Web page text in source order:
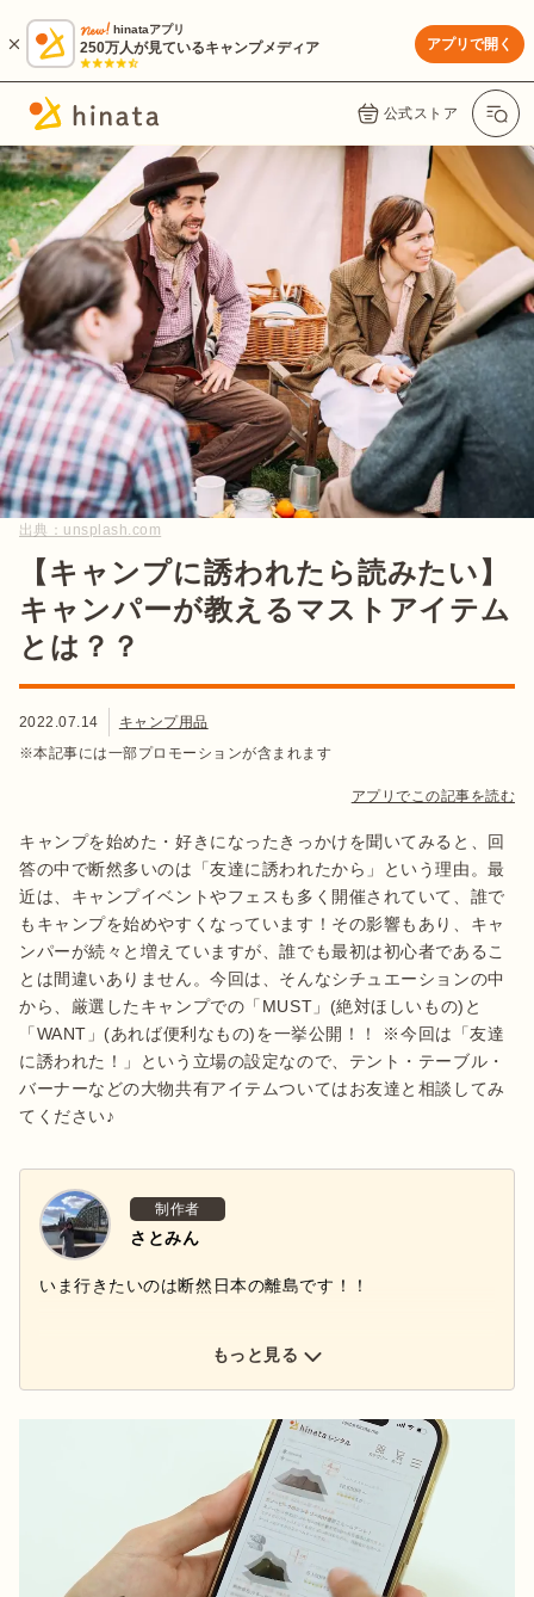
hinataアプリ
250万人が見ているキャンプメディア アプリで開く
公式ストア
出典： unsplash.com
【キャンプに誘われたら読みたい】
キャンパーが教えるマストアイテム
とは？？
2022.07.14
キャンプ用品
※本記事には一部プロモーションが含まれます
アプリでこの記事を読む
キャンプを始めた・好きになったきっかけを聞いてみると、回
答の中で断然多いのは「友達に誘われたから」という理由。最
近は、キャンプイベントやフェスも多く開催されていて、誰で
もキャンプを始めやすくなっています！その影響もあり、キャ
ンパーが続々と増えていますが、誰でも最初は初心者であるこ
とは間違いありません。今回は、そんなシチュエーションの中
から、厳選したキャンプでの「MUST」(絶対ほしいもの)と
「WANT」(あれば便利なもの)を一挙公開！！ ※今回は「友達
に誘われた！」という立場の設定なので、テント・テーブル・
バーナーなどの大物共有アイテムついてはお友達と相談してみ
てください♪
制作者
さとみん
いま行きたいのは断然日本の離島です！！
もっと見る